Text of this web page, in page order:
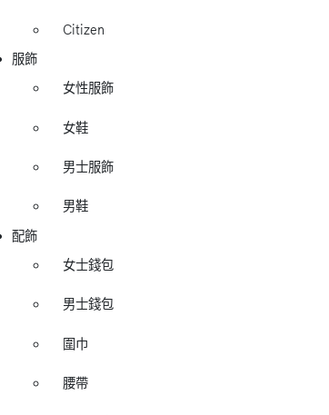
Citizen
服飾
女性服飾
女鞋
男士服飾
男鞋
配飾
女士錢包
男士錢包
圍巾
腰帶